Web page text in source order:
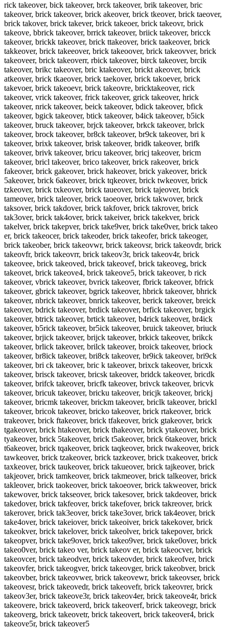
rick takeover, bick takeover, brck takeover, brik takeover, bric
takeover, brick takeover, brick akeover, brick tkeover, brick taeover,
brick takover, brick takever, brick takeoer, brick takeovr, brick
takeove, bbrick takeover, brrick takeover, briick takeover, bricck
takeover, brickk takeover, brick ttakeover, brick taakeover, brick
takkeover, brick takeeover, brick takeoover, brick takeovver, brick
takeoveer, brick takeoverr, rbick takeover, birck takeover, brcik
takeover, brikc takeover, bric ktakeover, brickt akeover, brick
atkeover, brick tkaeover, brick taekover, brick takoever, brick
takevoer, brick takeoevr, brick takeovre, bricktakeover, rick
takeover, vrick takeover, frick takeover, grick takeover, hrick
takeover, nrick takeover, beick takeover, bdick takeover, bfick
takeover, bgick takeover, btick takeover, b4ick takeover, b5ick
takeover, bruck takeover, brjck takeover, brkck takeover, brlck
takeover, brock takeover, br8ck takeover, br9ck takeover, bri k
takeover, brixk takeover, brisk takeover, bridk takeover, brifk
takeover, brivk takeover, bricu takeover, bricj takeover, bricm
takeover, bricl takeover, brico takeover, brick rakeover, brick
fakeover, brick gakeover, brick hakeover, brick yakeover, brick
5akeover, brick 6akeover, brick tqkeover, brick twkeover, brick
tzkeover, brick txkeover, brick taueover, brick tajeover, brick
tameover, brick taleover, brick taoeover, brick takwover, brick
taksover, brick takdover, brick takfover, brick takrover, brick
tak3over, brick tak4over, brick takeiver, brick takekver, brick
takelver, brick takepver, brick take9ver, brick take0ver, brick takeo
er, brick takeocer, brick takeoder, brick takeofer, brick takeoger,
brick takeober, brick takeovwr, brick takeovsr, brick takeovdr, brick
takeovfr, brick takeovrr, brick takeov3r, brick takeov4r, brick
takeovee, brick takeoved, brick takeovef, brick takeoveg, brick
takeovet, brick takeove4, brick takeove5, brick takeover, b rick
takeover, vbrick takeover, bvrick takeover, fbrick takeover, bfrick
takeover, gbrick takeover, bgrick takeover, hbrick takeover, bhrick
takeover, nbrick takeover, bnrick takeover, berick takeover, breick
takeover, bdrick takeover, brdick takeover, brfick takeover, brgick
takeover, btrick takeover, brtick takeover, b4rick takeover, br4ick
takeover, b5rick takeover, br5ick takeover, bruick takeover, briuck
takeover, brjick takeover, brijck takeover, brkick takeover, brikck
takeover, brlick takeover, brilck takeover, broick takeover, briock
takeover, br8ick takeover, bri8ck takeover, br9ick takeover, bri9ck
takeover, bri ck takeover, bric k takeover, brixck takeover, bricxk
takeover, brisck takeover, bricsk takeover, bridck takeover, bricdk
takeover, brifck takeover, bricfk takeover, brivck takeover, bricvk
takeover, bricuk takeover, bricku takeover, bricjk takeover, brickj
takeover, bricmk takeover, brickm takeover, briclk takeover, brickl
takeover, bricok takeover, bricko takeover, brick rtakeover, brick
trakeover, brick ftakeover, brick tfakeover, brick gtakeover, brick
tgakeover, brick htakeover, brick thakeover, brick ytakeover, brick
tyakeover, brick 5takeover, brick t5akeover, brick 6takeover, brick
t6akeover, brick tqakeover, brick taqkeover, brick twakeover, brick
tawkeover, brick tzakeover, brick tazkeover, brick txakeover, brick
taxkeover, brick taukeover, brick takueover, brick tajkeover, brick
takjeover, brick tamkeover, brick takmeover, brick talkeover, brick
takleover, brick taokeover, brick takoeover, brick takweover, brick
takewover, brick takseover, brick takesover, brick takdeover, brick
takedover, brick takfeover, brick takefover, brick takreover, brick
takerover, brick tak3eover, brick take3over, brick tak4eover, brick
take4over, brick takeiover, brick takeoiver, brick takekover, brick
takeokver, brick takelover, brick takeolver, brick takepover, brick
takeopver, brick take9over, brick takeo9ver, brick take0over, brick
takeo0ver, brick takeo ver, brick takeov er, brick takeocver, brick
takeovcer, brick takeodver, brick takeovder, brick takeofver, brick
takeovfer, brick takeogver, brick takeovger, brick takeobver, brick
takeovber, brick takeovwer, brick takeovewr, brick takeovser, brick
takeovesr, brick takeovedr, brick takeovefr, brick takeovrer, brick
takeov3er, brick takeove3r, brick takeov4er, brick takeove4r, brick
takeovere, brick takeoverd, brick takeoverf, brick takeovegr, brick
takeoverg, brick takeovetr, brick takeovert, brick takeover4, brick
takeove5r, brick takeover5